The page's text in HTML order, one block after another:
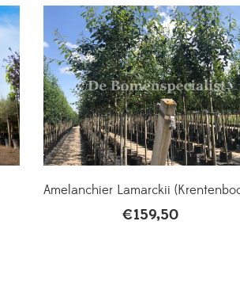
Amelanchier Lamarckii
€159,50